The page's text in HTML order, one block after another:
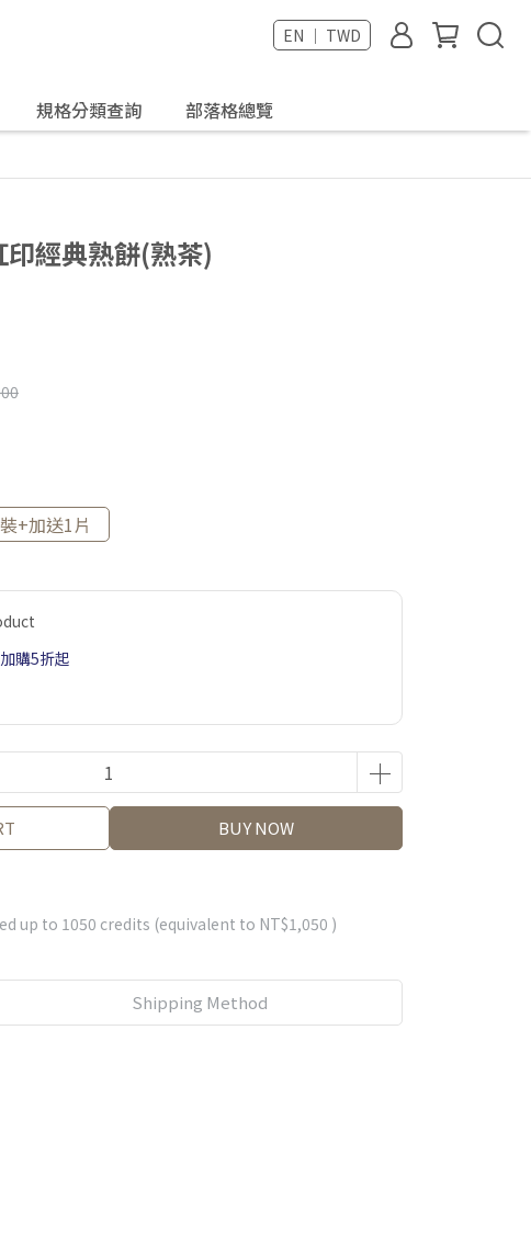
EN ｜ TWD
規格分類查詢 部落格總覽
經典熟餅(熟茶)
+加送1片
購5折起
BUY NOW
up to 1050 credits (equivalent to NT$1,050 )
Shipping Method